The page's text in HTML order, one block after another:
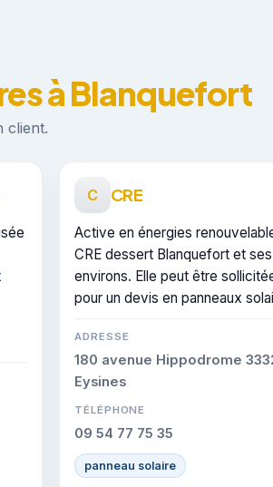
à Blanquefort
client.
C CRE
Active en énergies
CRE dessert Blanquefort et ses
environs. Elle peut être
pour un devis en panneaux
ADRESSE
180 avenue Hippodrome
Eysines
TÉLÉPHONE
09 54 77 75 35
panneau solaire